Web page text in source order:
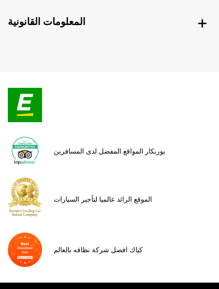
المعلومات القانونية
يوربكار المواقع المفضل لدى المسافرين
الموقع الرائد عالميا لتأجير السيارات
كياك افضل شركة نظافه بالعالم